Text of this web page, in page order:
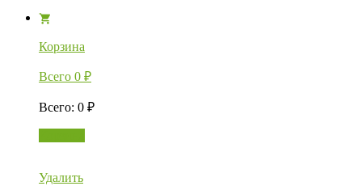
Корзина
Всего 0 ₽
Всего: 0 ₽
Удалить